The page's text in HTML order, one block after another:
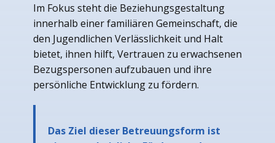
Im Fokus steht die Beziehungsgestaltung
innerhalb einer familiären Gemeinschaft, die
den Jugendlichen Verlässlichkeit und Halt
bietet, ihnen hilft, Vertrauen zu erwachsenen
Bezugspersonen aufzubauen und ihre
persönliche Entwicklung zu fördern.
Das Ziel dieser Betreuungsform ist